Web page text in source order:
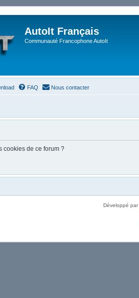
AutoIt Français
Communauté Francophone AutoIt
FAQ Nous contacter
cookies de ce forum ?
Développé par